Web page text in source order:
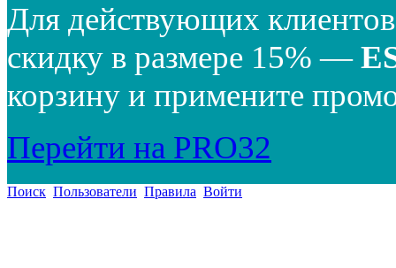
Для действующих
скидку в размере 15% —
корзину и примените
Перейти на PRO32
Поиск Пользователи Правила Войти